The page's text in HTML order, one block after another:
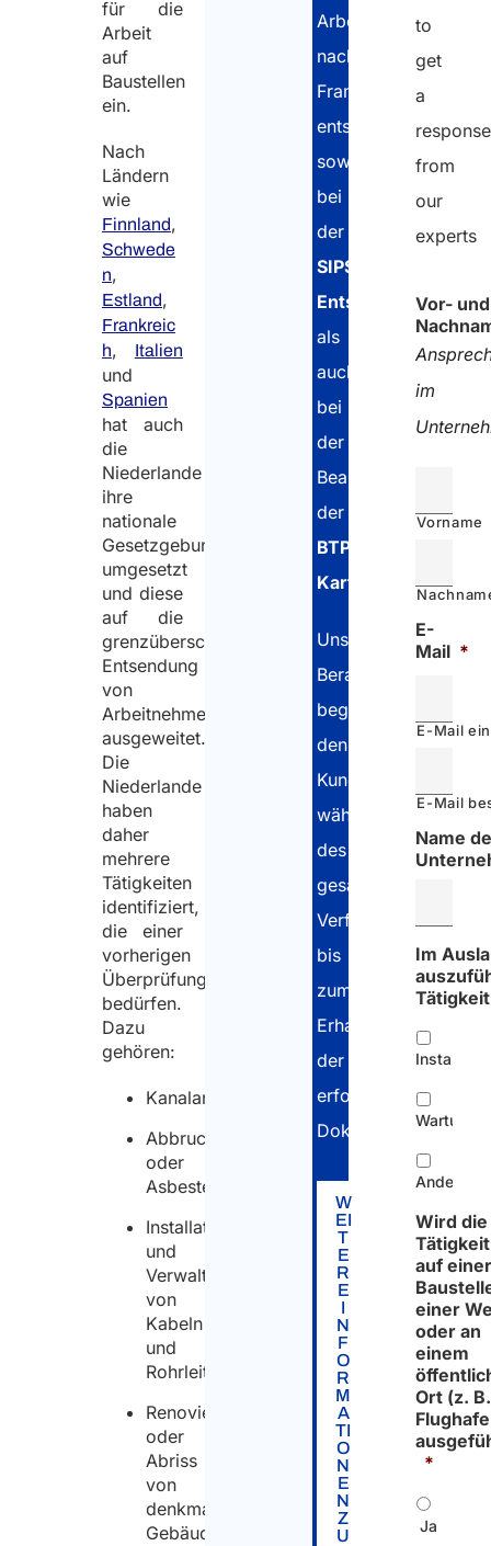
für die
Arbeit
auf
Baustellen
ein.
Nach
Ländern
wie
Finnland,
Schwede
n,
Estland,
Frankreic
h, Italien
und
Spanien
hat auch
die
Niederlande
ihre
nationale
Gesetzgebung
umgesetzt
und diese
auf die
grenzüberschreitende
Entsendung
von
Arbeitnehmern
ausgeweitet.
Die
Niederlande
haben
daher
mehrere
Tätigkeiten
identifiziert,
die einer
vorherigen
Überprüfung
bedürfen.
Dazu
gehören:
Kanalanschluss,
Abbruch
oder
Asbestentsorgung,
Installation
und
Verwaltung
von
Kabeln
und
Rohrleitungen,
Renovierung
oder
Abriss
von
denkmalgeschützten
Gebäuden,
Arbeitnehmer
nach
Frankreich
entsenden,
sowohl
bei
der
SIPSI-
Entsendemeldung
als
auch
bei
der
Beantragung
der
BTP-
Karte
Unsere
Berater
begleiten
den
Kunden
während
des
gesamten
Verfahrens
bis
zum
Erhalt
der
erforderlichen
Dokumente.
W
EI
T
E
R
E
I
N
F
O
R
M
A
TI
O
N
E
N
Z
U
to
get
a
response
from
our
experts
Vor- und
im
Vorname
E-
Mail *
E-Mail
E-Mail
Name
Im
Tätigkeit
Wartung
Andere
Wird die
Tätigkeit
auf
einer
oder an
einem
Ort (z. B.
*
Ja